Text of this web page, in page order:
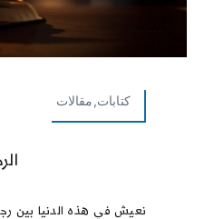
كتابات,مقالات
نعيش في هذه الدنيا بين